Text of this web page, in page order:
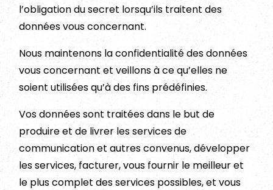
l’obligation du secret lorsqu’ils traitent des
données vous concernant.
Nous maintenons la confidentialité des données
vous concernant et veillons à ce qu’elles ne
soient utilisées qu’à des fins prédéfinies.
Vos données sont traitées dans le but de
produire et de livrer les services de
communication et autres convenus, développer
les services, facturer, vous fournir le meilleur et
le plus complet des services possibles, et vous